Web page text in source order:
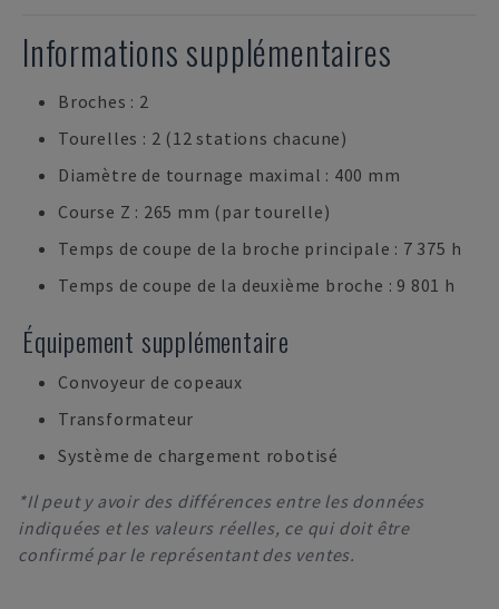
Informations supplémentaires
Broches : 2
Tourelles : 2 (12 stations chacune)
Diamètre de tournage maximal : 400 mm
Course Z : 265 mm (par tourelle)
Temps de coupe de la broche principale : 7 375 h
Temps de coupe de la deuxième broche : 9 801 h
Équipement supplémentaire
Convoyeur de copeaux
Transformateur
Système de chargement robotisé
*Il peut y avoir des différences entre les données
indiquées et les valeurs réelles, ce qui doit être
confirmé par le représentant des ventes.